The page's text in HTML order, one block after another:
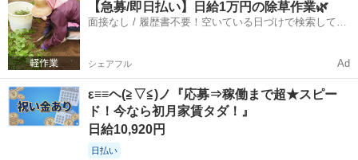
さんの新着物件がありますが、精査して、必要な販売図面を取得しま
す。それから、地図で場所を確認...
【急募/即日払い】日給1万円の除草作業🌿
面接なし / 履歴書不要！空いている日づけで検索して即
シェアフル Ad
ε≡≡ヘ(≧▽≦)ノ『応募⇒稼働まで超★スピー
ド！今なら初月家賃タダ！』
日給10,920円
日払い